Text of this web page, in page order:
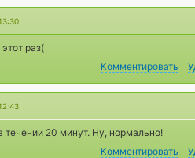
раз(
Комментировать
течении 20 минут. Ну, нормально!
Комментировать